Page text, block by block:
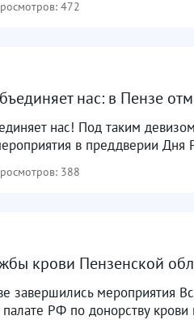
472
нас: в Пензе
нас! Под таким
в преддверии Дня
388
крови Пензенской
завершились мероприятия
РФ по донорству